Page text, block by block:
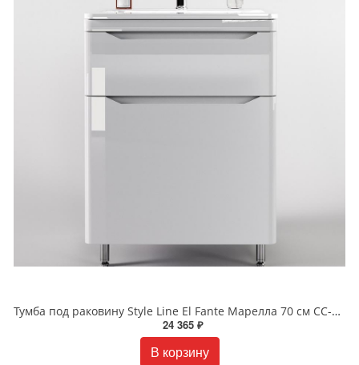
Тумба под раковину Style Line El Fante Марелла 70 см СС-00002399 белый глянец
24 365 ₽
В корзину